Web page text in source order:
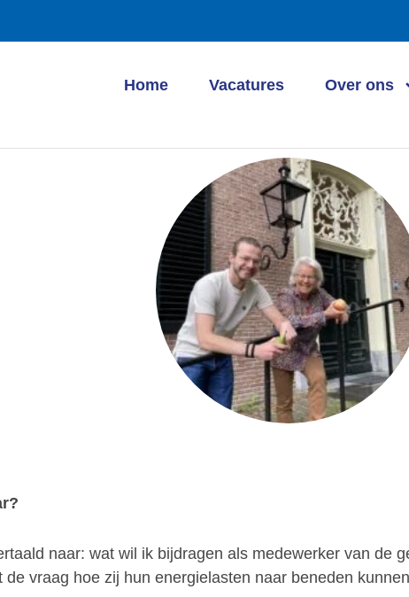
Home Vacatures Over ons
naar: wat wil ik bijdragen als medewerker van de
vraag hoe zij hun energielasten naar beneden